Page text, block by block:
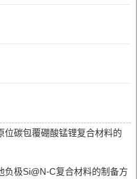
位碳包覆硼酸锰锂复合材料的
负极Si@N-C复合材料的制备方